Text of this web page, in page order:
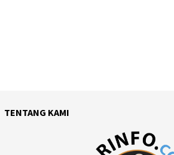
TENTANG KAMI